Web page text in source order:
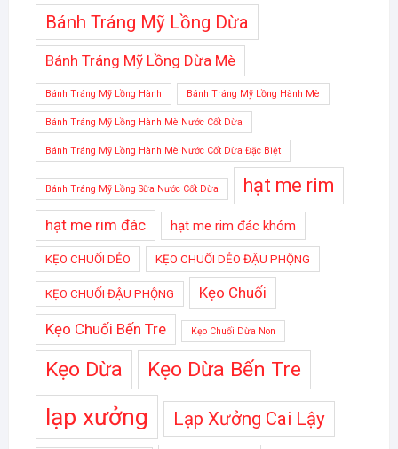
Bánh Tráng Mỹ Lồng Dừa
Bánh Tráng Mỹ Lồng Dừa Mè
Bánh Tráng Mỹ Lồng Hành Bánh Tráng Mỹ Lồng Hành Mè
Bánh Tráng Mỹ Lồng Hành Mè Nước Cốt Dừa
Bánh Tráng Mỹ Lồng Hành Mè Nước Cốt Dừa Đặc Biệt
Bánh Tráng Mỹ Lồng Sữa Nước Cốt Dừa hạt me rim
hạt me rim đác hạt me rim đác khóm
KẸO CHUỐI DẺO KẸO CHUỐI DẺO ĐẬU PHỘNG
KẸO CHUỐI ĐẬU PHỘNG Kẹo Chuối
Kẹo Chuối Bến Tre Kẹo Chuối Dừa Non
Kẹo Dừa Kẹo Dừa Bến Tre
lạp xưởng Lạp Xưởng Cai Lậy